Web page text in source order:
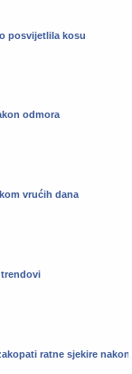
posvijetlila kosu
odmora
vrućih dana
trendovi
ratne sjekire